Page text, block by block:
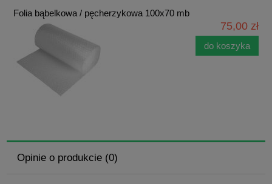
Folia bąbelkowa / pęcherzykowa 100x70 mb
75,00 zł
do koszyka
Opinie o produkcie (0)